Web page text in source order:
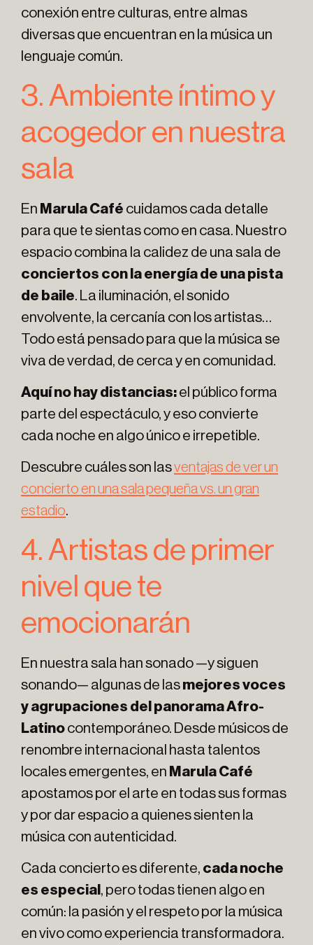
conexión entre culturas, entre almas
diversas que encuentran en la música un
lenguaje común.
3. Ambiente íntimo y
acogedor en nuestra
sala
En Marula Café cuidamos cada detalle
para que te sientas como en casa. Nuestro
espacio combina la calidez de una sala de
conciertos con la energía de una pista
de baile. La iluminación, el sonido
envolvente, la cercanía con los artistas…
Todo está pensado para que la música se
viva de verdad, de cerca y en comunidad.
Aquí no hay distancias:el público forma
parte del espectáculo, y eso convierte
cada noche en algo único e irrepetible.
Descubre cuáles son lasventajas de ver un
concierto en una sala pequeña vs. un gran
estadio.
4. Artistas de primer
nivel que te
emocionarán
En nuestra sala han sonado —y siguen
sonando— algunas de lasmejores voces
y agrupaciones del panorama Afro-
Latinocontemporáneo. Desde músicos de
renombre internacional hasta talentos
locales emergentes, en Marula Café
apostamos por el arte en todas sus formas
y por dar espacio a quienes sienten la
música con autenticidad.
Cada concierto es diferente, cada noche
es especial , pero todas tienen algo en
común: la pasión y el respeto por la música
en vivo como experiencia transformadora.